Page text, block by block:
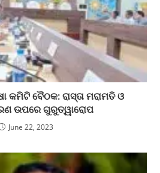
କମିଟି ବୈଠକ: ରାସ୍ତା ମରାମତି ଓ
ଉପରେ ଗୁରୁତ୍ୱାରୋପ
June 22, 2023